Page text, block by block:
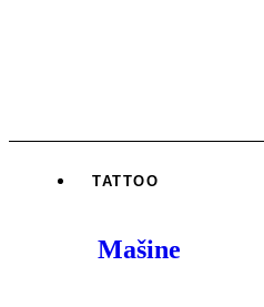
TATTOO
Mašine